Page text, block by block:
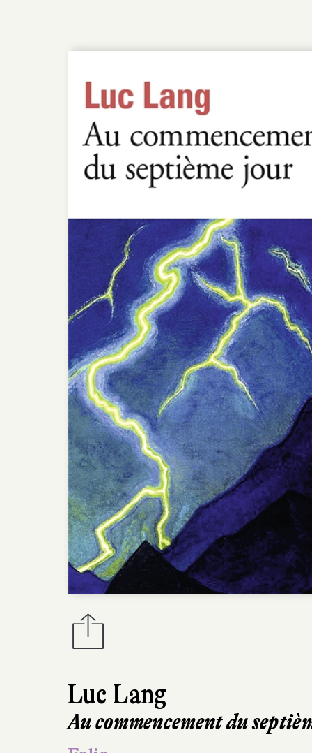
Luc Lang
Au commencement du